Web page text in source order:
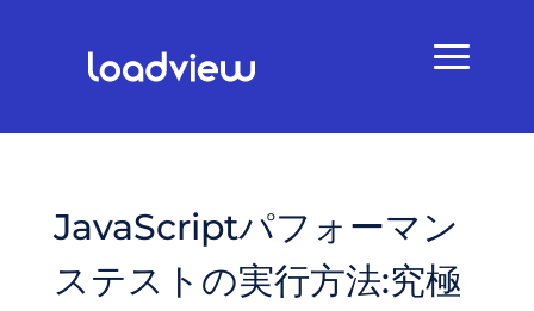
JavaScriptパフォーマン
ステストの実行方法:究極